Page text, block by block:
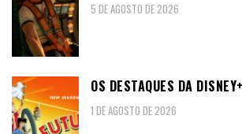
5 DE AGOSTO DE 2026
OS DESTAQUES DA
1 DE AGOSTO DE 2026